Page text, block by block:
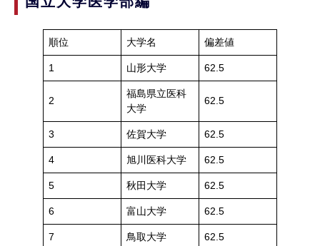
順位 大学名 偏差値
1 山形大学 62.5
2
福島県立医科
大学
62.5
3 佐賀大学 62.5
4 旭川医科大学 62.5
5 秋田大学 62.5
6 富山大学 62.5
7 鳥取大学 62.5